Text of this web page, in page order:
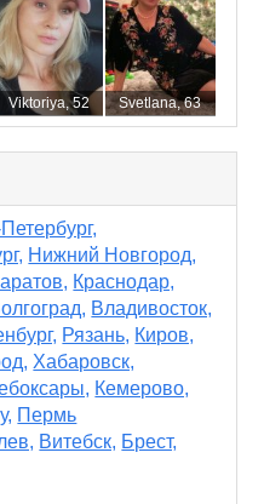
Viktoriya, 52 Svetlana, 63
Нижний Новгород,
Краснодар,
Владивосток,
Рязань, Киров,
Хабаровск,
Кемерово,
Пермь
Витебск, Брест,